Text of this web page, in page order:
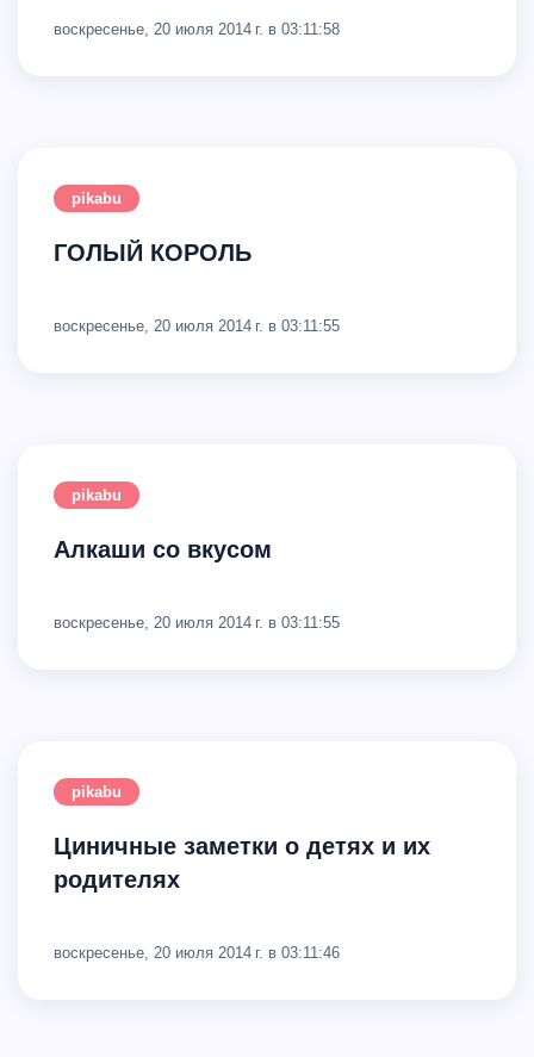
воскресенье, 20 июля 2014 г. в 03:11:58
pikabu
ГОЛЫЙ КОРОЛЬ
воскресенье, 20 июля 2014 г. в 03:11:55
pikabu
Алкаши со вкусом
воскресенье, 20 июля 2014 г. в 03:11:55
pikabu
Циничные заметки о детях и их
родителях
воскресенье, 20 июля 2014 г. в 03:11:46